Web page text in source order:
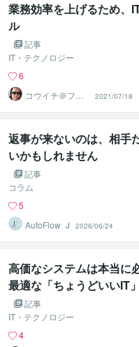
業務効率を上げるため、
ル
記事
IT・テクノロジー
6
コウイチ＠フリ
ーランスSE
2021/07/18
返事が来ないのは、相手
いかもしれません
記事
コラム
5
AutoFlow_J
2026/06/24
高価なシステムは本当に
最適な「ちょうどいいIT
記事
IT・テクノロジー
4